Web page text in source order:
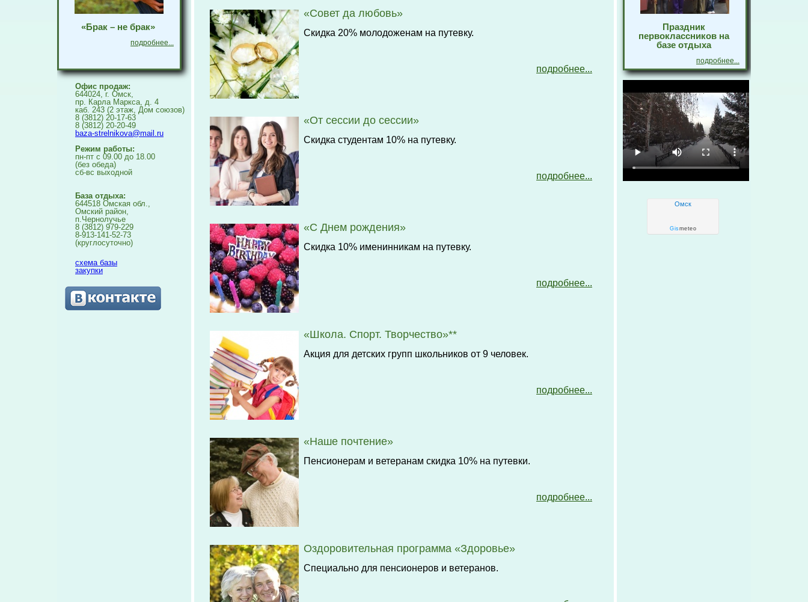
«Брак – не брак»
подробнее...
Офис продаж:
644024, г. Омск,
пр. Карла Маркса, д. 4
каб. 243 (2 этаж, Дом союзов)
8 (3812) 20-17-63
8 (3812) 20-20-49
baza-strelnikova@mail.ru
Режим работы:
пн-пт с 09.00 до 18.00
(без обеда)
сб-вс выходной
База отдыха:
644518 Омская обл.,
Омский район,
п.Чернолучье
8 (3812) 979-229
8-913-141-52-73
(круглосуточно)
схема базы
закупки
Праздник
первоклассников на
базе отдыха
подробнее...
Омск
Gismeteo
«Совет да любовь»
Скидка 20% молодоженам на путевку.
подробнее...
«От сессии до сессии»
Скидка студентам 10% на путевку.
подробнее...
«С Днем рождения»
Скидка 10% именинникам на путевку.
подробнее...
«Школа. Спорт. Творчество»**
Акция для детских групп школьников от 9 человек.
подробнее...
«Наше почтение»
Пенсионерам и ветеранам скидка 10% на путевки.
подробнее...
Оздоровительная программа «Здоровье»
Специально для пенсионеров и ветеранов.